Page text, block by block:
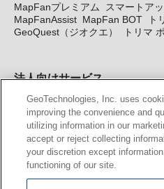
MapFanプレミアム
スマートア
MapFanAssist MapFan BOT ト
GeoQuest（ジオクエ）
トリマ
法人向けサービス
法人向け地図・位置情報サービス
図API Windows PC向け地図開発
サービス
MAP WORLD+ トリマ
カーナビ地図更新サービス
GeoTechnologies, Inc. uses
improving the convenience and
utilizing information in our
accept or reject collecting
your discretion except
functioning of our site.